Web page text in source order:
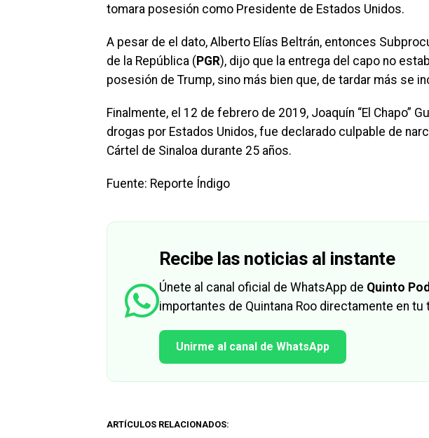
tomara posesión como Presidente de Estados Unidos.
A pesar de el dato, Alberto Elías Beltrán, entonces
de la República ( PGR), dijo que la entrega del capo no
posesión de Trump, sino más bien que, de tardar más se
Finalmente, el 12 de febrero de 2019, Joaquín “El Chapo”
drogas por Estados Unidos, fue declarado culpable de
Cártel de Sinaloa durante 25 años.
Fuente: Reporte Índigo
Recibe las noticias al instante
Únete al canal oficial de WhatsApp de Quinto
importantes de Quintana Roo directamente en tu
Unirme al canal de WhatsApp
ARTÍCULOS RELACIONADOS: